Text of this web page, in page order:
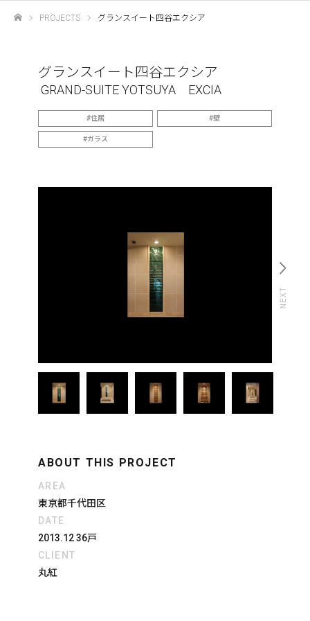
PROJECTS グランスイート四谷エクシア
グランスイート四谷エクシア
GRAND-SUITE YOTSUYA EXCIA
住居 壁
ガラス
ABOUT THIS PROJECT
AREA
東京都千代田区
DATE
2013.12 36戸
CLIENT
丸紅